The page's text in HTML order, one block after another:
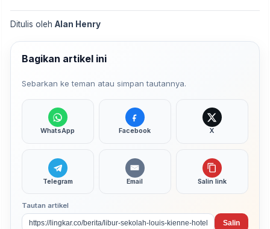
Ditulis oleh Alan Henry
Bagikan artikel ini
Sebarkan ke teman atau simpan tautannya.
WhatsApp Facebook X
Telegram Email Salin link
Tautan artikel
Salin